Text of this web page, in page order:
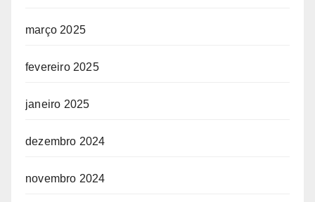
março 2025
fevereiro 2025
janeiro 2025
dezembro 2024
novembro 2024